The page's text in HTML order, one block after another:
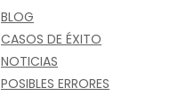
BLOG
CASOS DE ÉXITO
NOTICIAS
POSIBLES ERRORES